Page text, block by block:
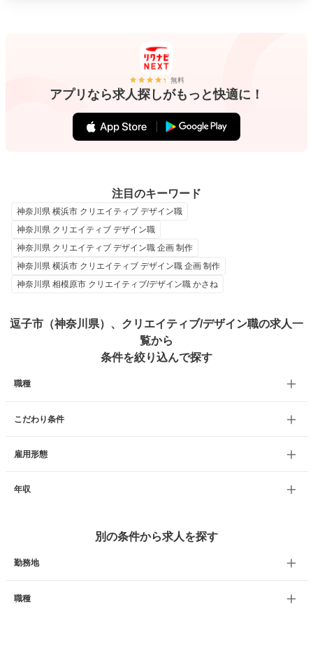
無料
アプリなら求人探しがもっと快適に！
注目のキーワード
神奈川県 横浜市 クリエイティブ デザイン職
神奈川県 クリエイティブ デザイン職
神奈川県 クリエイティブ デザイン職 企画 制作
神奈川県 横浜市 クリエイティブ デザイン職 企画 制作
神奈川県 相模原市 クリエイティブ/デザイン職 かさね
逗子市（神奈川県）、クリエイティブ/デザイン職の求人一
覧から
条件を絞り込んで探す
職種
こだわり条件
雇用形態
年収
別の条件から求人を探す
勤務地
職種